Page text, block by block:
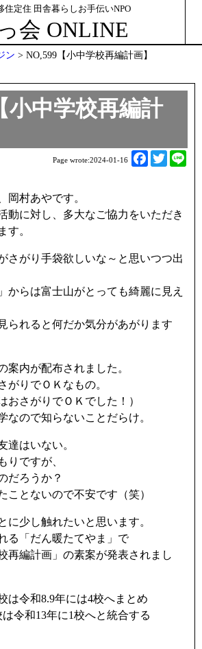
住定住 田舎暮らしお手伝いNPO
会 ONLINE
ン > NO,599【小中学校再編計画】
小中学校再編計
Page wrote:2024-01-16
F
o
T
r
岡村あやです。
動に対し、多大なご協力をいただき
す。
さがり手袋欲しいな～と思いつつ出
からは富士山がとっても綺麗に見え
られると何だか気分があがります
案内が配布されました。
がりでＯＫなもの。
おさがりでＯＫでした！）
なので知らないことだらけ。
達はいない。
りですが、
だろうか？
ことないので不安です（笑）
に少し触れたいと思います。
る「だん暖たてやま」で
再編計画」の素案が発表されまし
は令和8.9年には4校へまとめ
令和13年に1校へと統合する